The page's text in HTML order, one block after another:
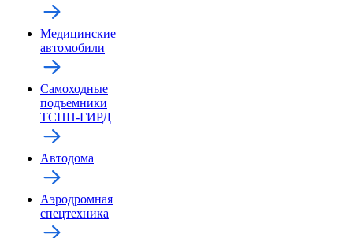
Медицинские
автомобили
Самоходные
подъемники
ТСПП-ГИРД
Автодома
Аэродромная
спецтехника